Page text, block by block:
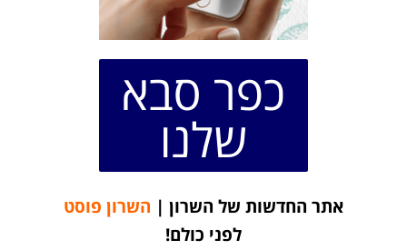
כפר סבא
שלנו
אתר החדשות של השרון | השרון פוסט
לפני כולם!